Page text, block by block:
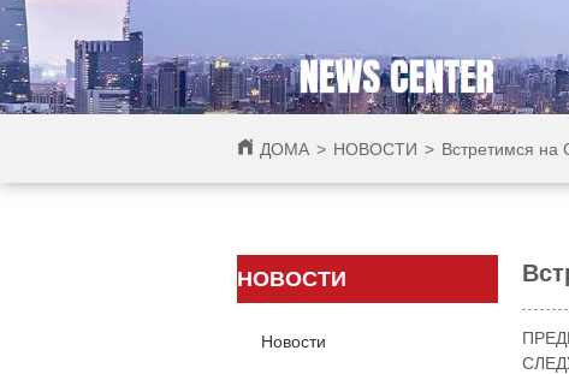
ДОМА > НОВОСТИ > Встретимся на
НОВОСТИ
Новости